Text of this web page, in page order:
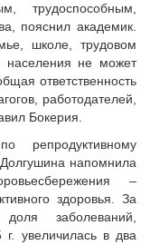
трудоспособным,
пояснил академик.
школе, трудовом
населения не может
ответственность
работодателей,
Бокерия.
репродуктивному
напомнила
–
здоровья. За
заболеваний,
увеличилась в два